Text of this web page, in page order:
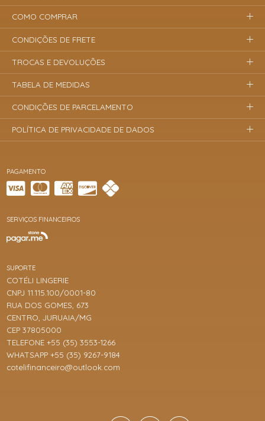
PAGAMENTO
SERVIÇOS FINANCEIROS
SUPORTE
COTÉLI LINGERIE
CNPJ 11.115.100/0001-80
RUA DOS GOMES, 673
CENTRO, JURUAIA/MG
CEP 37805000
TELEFONE +55 (35) 3553-1266
WHATSAPP +55 (35) 9267-9184
cotelifinanceiro@outlook.com
COMO COMPRAR
CONDIÇÕES DE FRETE
TROCAS E DEVOLUÇÕES
TABELA DE MEDIDAS
CONDIÇÕES DE PARCELAMENTO
POLÍTICA DE PRIVACIDADE DE DADOS